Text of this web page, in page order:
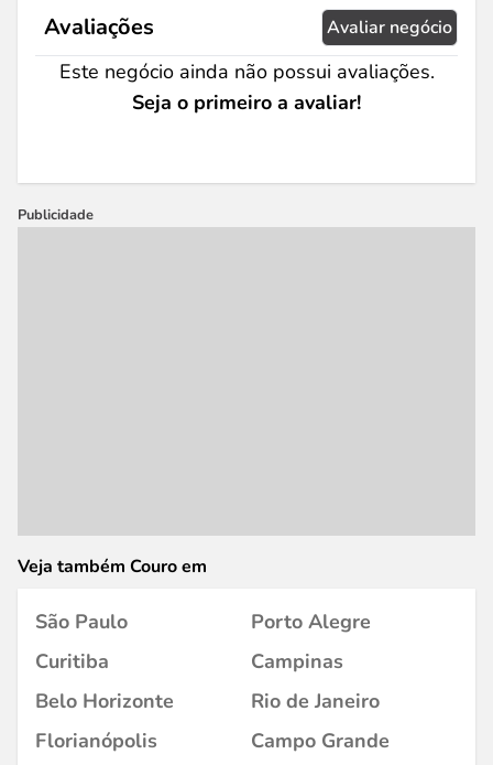
Avaliações Avaliar negócio
Este negócio ainda não possui avaliações.
Seja o primeiro a avaliar!
Publicidade
Veja também Couro em
São Paulo
Porto Alegre
Curitiba
Campinas
Belo Horizonte
Rio de Janeiro
Florianópolis
Campo Grande